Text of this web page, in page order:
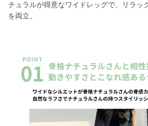
チュラルが得意なワイドレッグで、リラッ
を両立。